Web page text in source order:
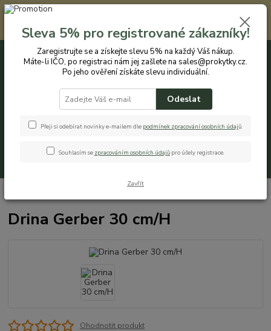
Registrovaným zákazníkům nabízíme slevu 5% na každý nákup. Máte-li
IČO, po registraci nám jej zašlete na sales@prokytky.cz. Po jeho ověření
získáte slevu individuální. Přejít na registraci →
CZK
+420 774 544 973 0ks
Drina Gerber 30 cm/H
Ohodnotit produkt
Sleva 5% pro registrované zákazníky!
Zaregistrujte se a získejte slevu 5% na každý Váš nákup.
Máte-li IČO, po registraci nám jej zašlete na sales@prokytky.cz.
Po jeho ověření získáte slevu individuální.
Odeslat
Přeji si odebírat novinky e-mailem dle podmínek zpracování osobních údajů.
Souhlasím se zpracováním osobních údajů pro účely registrace.
Zavřít